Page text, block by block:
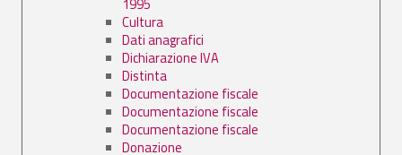
Cultura
Dati anagrafici
Dichiarazione IVA
Distinta
Documentazione fiscale
Documentazione fiscale
Documentazione fiscale
Donazione